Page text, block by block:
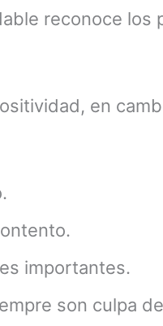
reconoce los
en
importantes.
son culpa